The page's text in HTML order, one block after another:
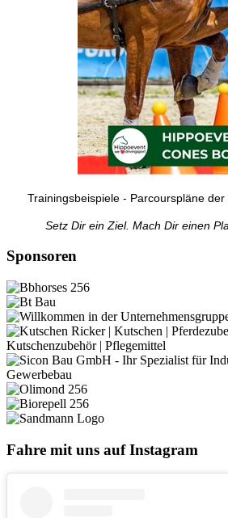
Trainingsbeispiele - Parcourspläne
Setz Dir ein Ziel. Mach Dir einen
Sponsoren
Fahre mit uns auf Instagram